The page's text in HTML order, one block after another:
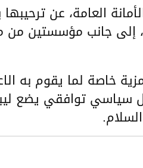
العامة، عن
إلى جانب مؤسستين
خاصة لما يقوم به
سياسي توافقي يضع